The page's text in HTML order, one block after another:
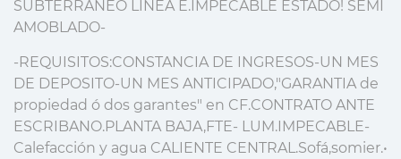
SUBTERRANEO LINEA E.IMPECABLE ESTADO! SEMI
AMOBLADO-
-REQUISITOS:CONSTANCIA DE INGRESOS-UN MES
DE DEPOSITO-UN MES ANTICIPADO,"GARANTIA de
propiedad ó dos garantes" en CF.CONTRATO ANTE
ESCRIBANO.PLANTA BAJA,FTE- LUM.IMPECABLE-
Calefacción y agua CALIENTE CENTRAL.Sofá,somier.•